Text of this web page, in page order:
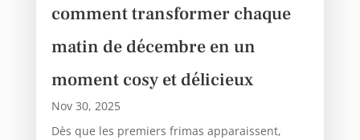
comment transformer chaque
matin de décembre en un
moment cosy et délicieux
Nov 30, 2025
Dès que les premiers frimas apparaissent,